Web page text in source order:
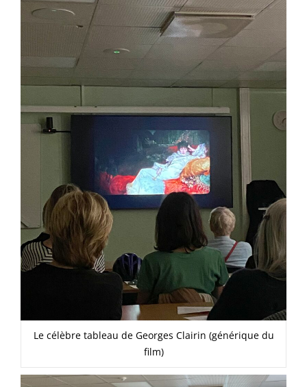
Le célèbre tableau de Georges Clairin (générique du
film)